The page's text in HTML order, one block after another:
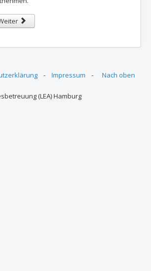
BEA Nord: Protokoll der Sitzung online
Beitrag: Einladung zur BEA Nord Sitzung
Nach oben
- Impressum -
(LEA) Hamburg